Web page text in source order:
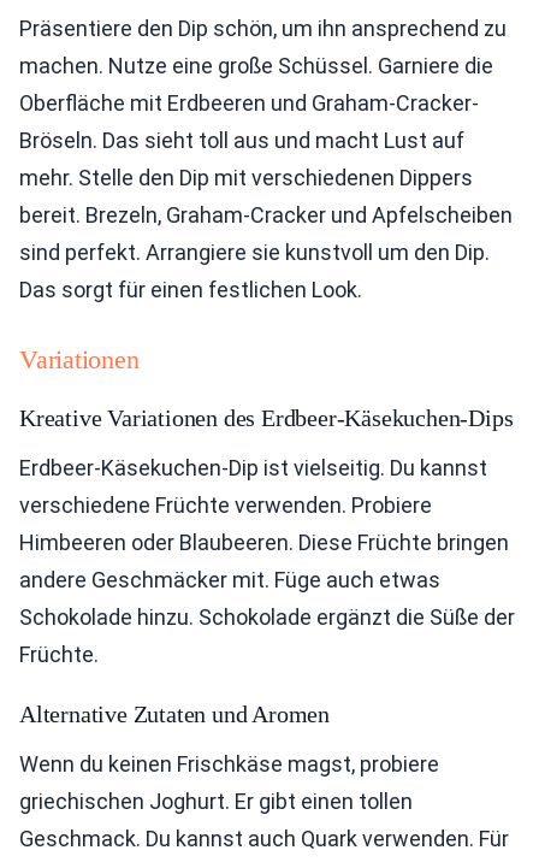
Präsentiere den Dip schön, um ihn ansprechend zu
machen. Nutze eine große Schüssel. Garniere die
Oberfläche mit Erdbeeren und Graham-Cracker-
Bröseln. Das sieht toll aus und macht Lust auf
mehr. Stelle den Dip mit verschiedenen Dippers
bereit. Brezeln, Graham-Cracker und Apfelscheiben
sind perfekt. Arrangiere sie kunstvoll um den Dip.
Das sorgt für einen festlichen Look.
Variationen
Kreative Variationen des Erdbeer-Käsekuchen-Dips
Erdbeer-Käsekuchen-Dip ist vielseitig. Du kannst
verschiedene Früchte verwenden. Probiere
Himbeeren oder Blaubeeren. Diese Früchte bringen
andere Geschmäcker mit. Füge auch etwas
Schokolade hinzu. Schokolade ergänzt die Süße der
Früchte.
Alternative Zutaten und Aromen
Wenn du keinen Frischkäse magst, probiere
griechischen Joghurt. Er gibt einen tollen
Geschmack. Du kannst auch Quark verwenden. Für